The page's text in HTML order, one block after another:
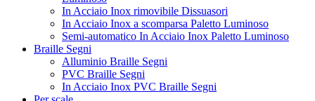
In Acciaio Inox rimovibile Dissuasori
In Acciaio Inox a scomparsa Paletto Luminoso
Semi-automatico In Acciaio Inox Paletto Luminoso
Braille Segni
Alluminio Braille Segni
PVC Braille Segni
In Acciaio Inox PVC Braille Segni